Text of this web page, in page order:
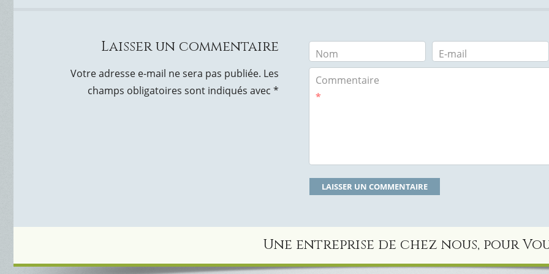
Laisser un commentaire
Votre adresse e-mail ne sera pas publiée. Les
champs obligatoires sont indiqués avec *
Nom
E-mail
Commentaire
*
Une entreprise de chez nous, pour